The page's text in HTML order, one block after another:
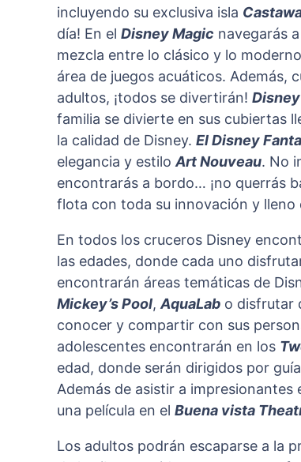
incluyendo su exclusiva isla
día! En el Disney Magic navegarás
mezcla entre lo clásico y lo
área de juegos acuáticos. Además,
adultos, ¡todos se divertirán!
familia se divierte en sus cubiertas
la calidad de Disney. El Disney
elegancia y estilo Art Nouveau. No
encontrarás a bordo… ¡no querrás
flota con toda su innovación y
En todos los cruceros Disney
las edades, donde cada uno
encontrarán áreas temáticas de
Mickey’s Pool, AquaLab o disfrutar
conocer y compartir con sus
adolescentes encontrarán en los
edad, donde serán dirigidos por
Además de asistir a impresionantes
una película en el Buena vista
Los adultos podrán escaparse a la